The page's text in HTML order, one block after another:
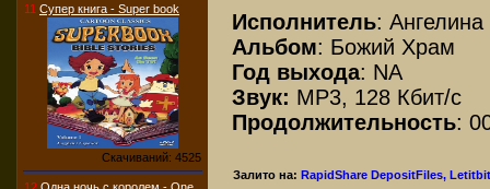
11 Супер книга - Super book
Скачиваний: 4525
Исполнитель: Ангелина
Альбом: Божий Храм
Год выхода: NA
Звук: MP3, 128 Кбит/с
Продолжительность:
Залито на: RapidShare DepositFiles,